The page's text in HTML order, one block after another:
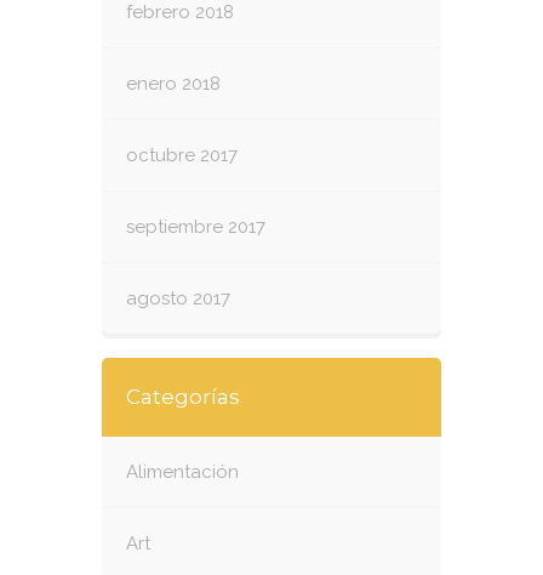
febrero 2018
enero 2018
octubre 2017
septiembre 2017
agosto 2017
Categorías
Alimentación
Art